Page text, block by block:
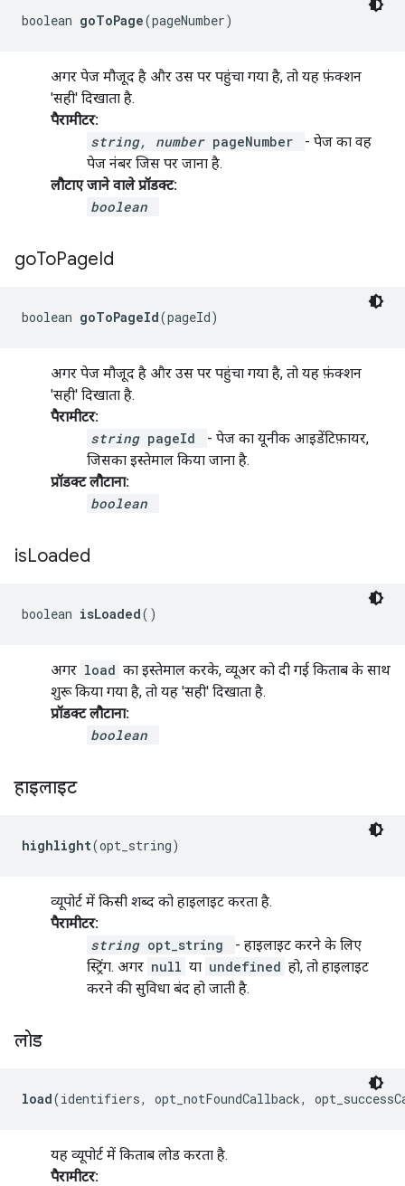
boolean goToPage(pageNumber)
अगर पेज मौजूद है और उस पर पहुंचा गया है, तो यह फ़ंक्शन
'सही' दिखाता है.
पैरामीटर:
string, numberpageNumber
- पेज का वह
पेज नंबर जिस पर जाना है.
लौटाए जाने वाले प्रॉडक्ट:
boolean
goToPageId
boolean goToPageId(pageId)
अगर पेज मौजूद है और उस पर पहुंचा गया है, तो यह फ़ंक्शन
'सही' दिखाता है.
पैरामीटर:
stringpageId
- पेज का यूनीक आइडेंटिफ़ायर,
जिसका इस्तेमाल किया जाना है.
प्रॉडक्ट लौटाना:
boolean
isLoaded
boolean isLoaded()
अगर load का इस्तेमाल करके, व्यूअर को दी गई किताब के साथ
शुरू किया गया है, तो यह 'सही' दिखाता है.
प्रॉडक्ट लौटाना:
boolean
हाइलाइट
highlight(opt_string)
व्यूपोर्ट में किसी शब्द को हाइलाइट करता है.
पैरामीटर:
stringopt_string
- हाइलाइट करने के लिए
स्ट्रिंग. अगर null या undefined हो, तो हाइलाइट
करने की सुविधा बंद हो जाती है.
लोड
load(identifiers, opt_notFoundCallback,
यह व्यूपोर्ट में किताब लोड करता है.
पैरामीटर: